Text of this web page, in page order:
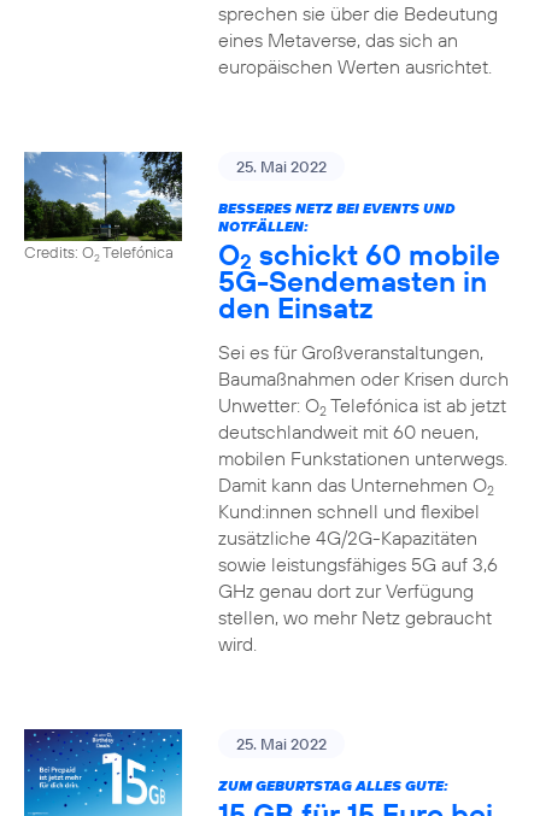
sprechen sie über die Bedeutung
eines Metaverse, das sich an
europäischen Werten ausrichtet.
Credits: O2Telefónica
25. Mai 2022
BESSERES NETZ BEI EVENTS UND
NOTFÄLLEN:
O2 schickt 60 mobile
5G-Sendemasten in
den Einsatz
Sei es für Großveranstaltungen,
Baumaßnahmen oder Krisen durch
Unwetter: O2Telefónica ist ab jetzt
deutschlandweit mit 60 neuen,
mobilen Funkstationen unterwegs.
Damit kann das Unternehmen O2
Kund:innen schnell und flexibel
zusätzliche 4G/2G-Kapazitäten
sowie leistungsfähiges 5G auf 3,6
GHz genau dort zur Verfügung
stellen, wo mehr Netz gebraucht
wird.
25. Mai 2022
ZUM GEBURTSTAG ALLES GUTE: